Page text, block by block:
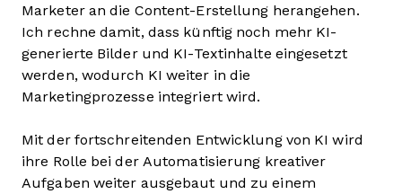
Marketer an die Content-Erstellung herangehen.
Ich rechne damit, dass künftig noch mehr KI-
generierte Bilder und KI-Textinhalte eingesetzt
werden, wodurch KI weiter in die
Marketingprozesse integriert wird.
Mit der fortschreitenden Entwicklung von KI wird
ihre Rolle bei der Automatisierung kreativer
Aufgaben weiter ausgebaut und zu einem